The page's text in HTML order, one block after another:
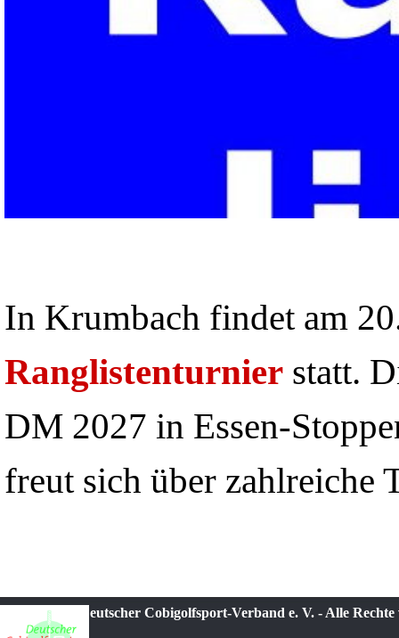
In Krumbach findet am
Ranglistenturnier statt.
DM 2027 in Essen-
freut sich über zahlreiche
© 2021-2026 Deutscher Cobigolfsport-Verband e. V. - Alle